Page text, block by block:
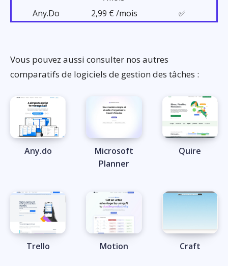
Any.Do 2,99 € /mois ✅
Vous pouvez aussi consulter nos autres
comparatifs de logiciels de gestion des tâches :
Any.do
Microsoft
Planner
Quire
Trello Motion Craft